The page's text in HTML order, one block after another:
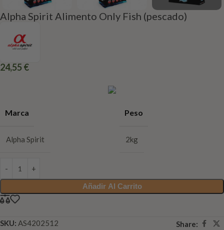
Alpha Spirit Alimento Only Fish (pescado)
24,55 €
Marca
Alpha Spirit
Peso
2kg
Añadir Al Carrito
SKU: AS4202512
Share: